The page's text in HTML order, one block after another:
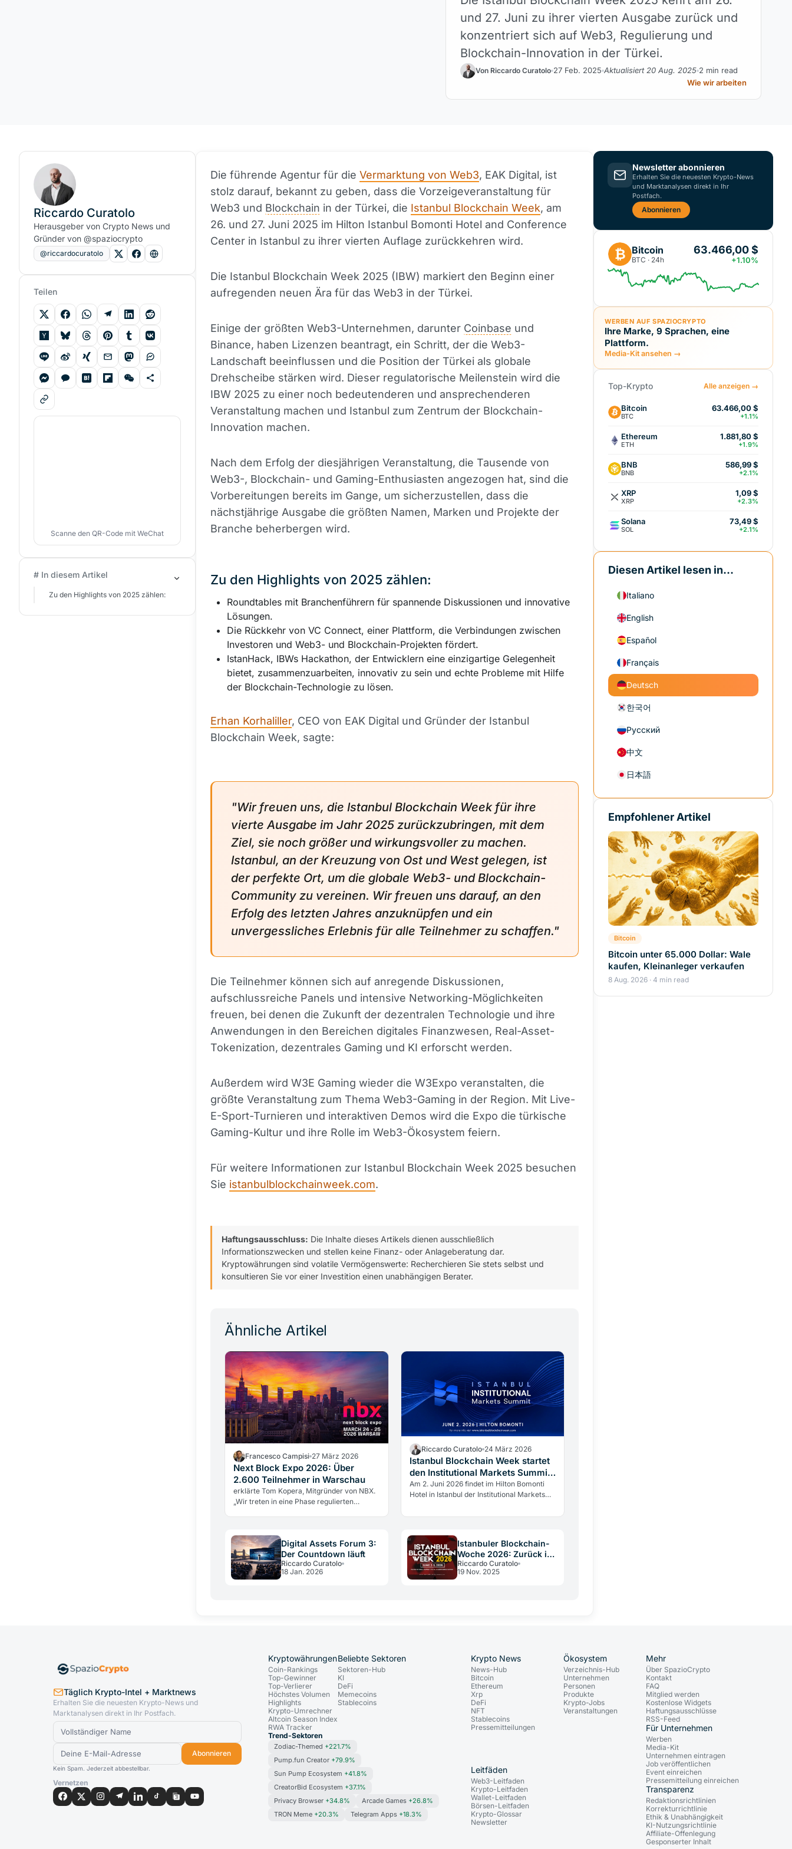
und 27. Juni zu ihrer vierten Ausgabe zurück und
konzentriert sich auf Web3, Regulierung und
Blockchain-Innovation in der Türkei.
Von Riccardo Curatolo 27 Feb. 2025 Aktualisiert 20 Aug. 2025 2 min read
Wie wir arbeiten
Die führende Agentur für die Vermarktung von Web3, EAK Digital, ist
stolz darauf, bekannt zu geben, dass die Vorzeigeveranstaltung für
Web3 und Blockchain in der Türkei, die Istanbul Blockchain Week, am
26. und 27. Juni 2025 im Hilton Istanbul Bomonti Hotel and Conference
Center in Istanbul zu ihrer vierten Auflage zurückkehren wird.
Die Istanbul Blockchain Week 2025 (IBW) markiert den Beginn einer
aufregenden neuen Ära für das Web3 in der Türkei.
Einige der größten Web3-Unternehmen, darunter Coinbase und
Binance, haben Lizenzen beantragt, ein Schritt, der die Web3-
Landschaft beeinflussen und die Position der Türkei als globale
Drehscheibe stärken wird. Dieser regulatorische Meilenstein wird die
IBW 2025 zu einer noch bedeutenderen und ansprechenderen
Veranstaltung machen und Istanbul zum Zentrum der Blockchain-
Innovation machen.
Nach dem Erfolg der diesjährigen Veranstaltung, die Tausende von
Web3-, Blockchain- und Gaming-Enthusiasten angezogen hat, sind die
Vorbereitungen bereits im Gange, um sicherzustellen, dass die
nächstjährige Ausgabe die größten Namen, Marken und Projekte der
Branche beherbergen wird.
Zu den Highlights von 2025 zählen:
Roundtables mit Branchenführern für spannende Diskussionen und innovative
Lösungen.
Die Rückkehr von VC Connect, einer Plattform, die Verbindungen zwischen
Investoren und Web3- und Blockchain-Projekten fördert.
IstanHack, IBWs Hackathon, der Entwicklern eine einzigartige Gelegenheit
bietet, zusammenzuarbeiten, innovativ zu sein und echte Probleme mit Hilfe
der Blockchain-Technologie zu lösen.
Erhan Korhaliller, CEO von EAK Digital und Gründer der Istanbul
Blockchain Week, sagte:
"Wir freuen uns, die Istanbul Blockchain Week für ihre
vierte Ausgabe im Jahr 2025 zurückzubringen, mit dem
Ziel, sie noch größer und wirkungsvoller zu machen.
Istanbul, an der Kreuzung von Ost und West gelegen, ist
der perfekte Ort, um die globale Web3- und Blockchain-
Community zu vereinen. Wir freuen uns darauf, an den
Erfolg des letzten Jahres anzuknüpfen und ein
unvergessliches Erlebnis für alle Teilnehmer zu schaffen."
Die Teilnehmer können sich auf anregende Diskussionen,
aufschlussreiche Panels und intensive Networking-Möglichkeiten
freuen, bei denen die Zukunft der dezentralen Technologie und ihre
Anwendungen in den Bereichen digitales Finanzwesen, Real-Asset-
Tokenization, dezentrales Gaming und KI erforscht werden.
Außerdem wird W3E Gaming wieder die W3Expo veranstalten, die
größte Veranstaltung zum Thema Web3-Gaming in der Region. Mit Live-
E-Sport-Turnieren und interaktiven Demos wird die Expo die türkische
Gaming-Kultur und ihre Rolle im Web3-Ökosystem feiern.
Für weitere Informationen zur Istanbul Blockchain Week 2025 besuchen
Sie istanbulblockchainweek.com.
Haftungsausschluss: Die Inhalte dieses Artikels dienen ausschließlich
Informationszwecken und stellen keine Finanz- oder Anlageberatung dar.
Kryptowährungen sind volatile Vermögenswerte: Recherchieren Sie stets selbst und
konsultieren Sie vor einer Investition einen unabhängigen Berater.
Ähnliche Artikel
Francesco Campisi 27 März 2026
Next Block Expo 2026: Über
2.600 Teilnehmer in Warschau
erklärte Tom Kopera, Mitgründer von NBX.
„Wir treten in eine Phase regulierten
Riccardo Curatolo 24 März 2026
Istanbul Blockchain Week startet
den Institutional Markets Summit
für Juni 2026
Am 2. Juni 2026 findet im Hilton Bomonti
Hotel in Istanbul der Institutional Markets
von Istanbul Blockchain Week für
institutionelle Entscheidungsträger.
Digital Assets Forum 3:
Der Countdown läuft
Riccardo Curatolo
18 Jan. 2026
Istanbuler Blockchain-
Woche 2026: Zurück im
Juni
Riccardo Curatolo
19 Nov. 2025
Riccardo Curatolo
Herausgeber von Crypto News und
Gründer von @spaziocrypto
@riccardocuratolo
Teilen
Scanne den QR-Code mit WeChat
# In diesem Artikel
Zu den Highlights von 2025 zählen:
Newsletter abonnieren
Erhalten Sie die neuesten Krypto-News
und Marktanalysen direkt in Ihr
Postfach.
Abonnieren
₿ Bitcoin
BTC · 24h
63.466,00 $
+1.10%
WERBEN AUF SPAZIOCRYPTO
Ihre Marke, 9 Sprachen, eine
Plattform.
Media-Kit ansehen →
Top-Krypto Alle anzeigen →
Bitcoin
BTC
63.466,00 $
+1.1%
Ethereum
ETH
1.881,80 $
+1.9%
BNB
BNB
586,99 $
+2.1%
XRP
XRP
1,09 $
+2.3%
Solana
SOL
73,49 $
+2.1%
Diesen Artikel lesen in...
Italiano
English
Español
Français
Deutsch
한국어
Русский
中文
日本語
Empfohlener Artikel
Bitcoin
Bitcoin unter 65.000 Dollar: Wale
kaufen, Kleinanleger verkaufen
8 Aug. 2026 · 4 min read
Täglich Krypto-Intel + Marktnews
Erhalten Sie die neuesten Krypto-News und
Marktanalysen direkt in Ihr Postfach.
Abonnieren
Kein Spam. Jederzeit abbestellbar.
Vernetzen
Kryptowährungen
Coin-Rankings
Top-Gewinner
Top-Verlierer
Höchstes Volumen
Highlights
Krypto-Umrechner
Altcoin Season Index
RWA Tracker
Beliebte Sektoren
Sektoren-Hub
KI
DeFi
Memecoins
Stablecoins
Trend-Sektoren
Zodiac-Themed +221.7%
Pump.fun Creator +79.9%
Sun Pump Ecosystem +41.8%
CreatorBid Ecosystem +37.1%
Privacy Browser +34.8% Arcade Games +26.8%
TRON Meme +20.3% Telegram Apps +18.3%
Krypto News
News-Hub
Bitcoin
Ethereum
Xrp
DeFi
NFT
Stablecoins
Pressemitteilungen
Ökosystem
Verzeichnis-Hub
Unternehmen
Personen
Produkte
Krypto-Jobs
Veranstaltungen
Leitfäden
Web3-Leitfaden
Krypto-Leitfaden
Wallet-Leitfaden
Börsen-Leitfaden
Krypto-Glossar
Newsletter
Mehr
Über SpazioCrypto
Kontakt
FAQ
Mitglied werden
Kostenlose Widgets
Haftungsausschlüsse
RSS-Feed
Für Unternehmen
Werben
Media-Kit
Unternehmen eintragen
Job veröffentlichen
Event einreichen
Pressemitteilung einreichen
Transparenz
Redaktionsrichtlinien
Korrekturrichtlinie
Ethik & Unabhängigkeit
KI-Nutzungsrichtlinie
Affiliate-Offenlegung
Gesponserter Inhalt